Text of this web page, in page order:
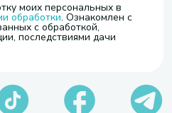
моих персональных в
обработки. Ознакомлен с
с обработкой,
последствиями дачи